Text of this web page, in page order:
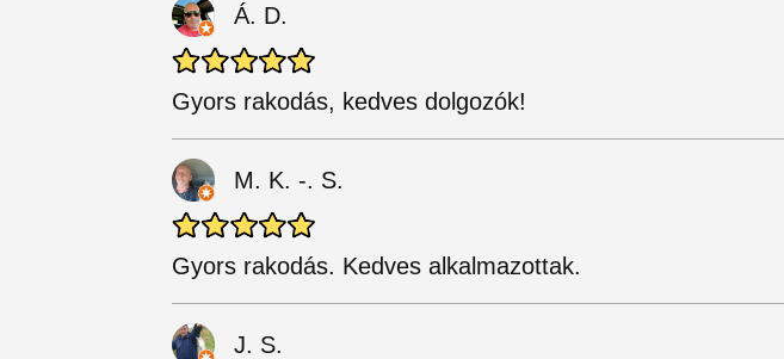
Á. D.
Gyors rakodás, kedves dolgozók!
M. K. -. S.
Gyors rakodás. Kedves alkalmazottak.
J. S.